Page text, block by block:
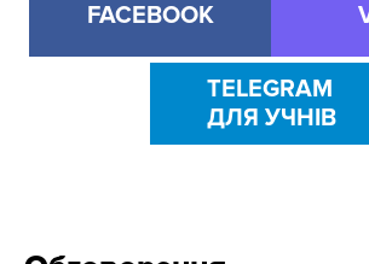
FACEBOOK
TELEGRAM
ДЛЯ УЧНІВ